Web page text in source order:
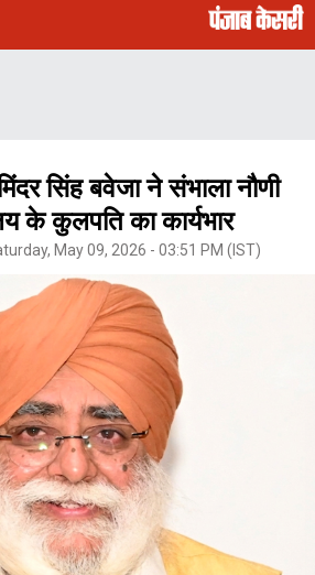
सिंह बवेजा ने संभाला नौणी
के कुलपति का कार्यभार
May 09, 2026 - 03:51 PM (IST)